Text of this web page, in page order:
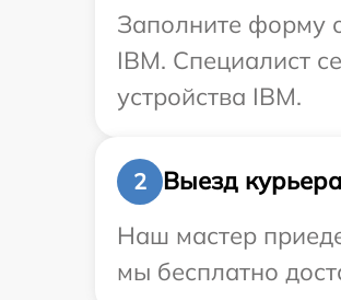
Заполните форму
IBM. Специалист
устройства IBM.
2
Выезд
Наш мастер
мы бесплатно